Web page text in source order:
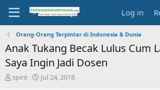
Log in
Orang-Orang Terpintar di Indonesia & Dunia
Anak Tukang Becak Lulus Cum
Saya Ingin Jadi Dosen
T
spirit
S
Jul 24, 2018